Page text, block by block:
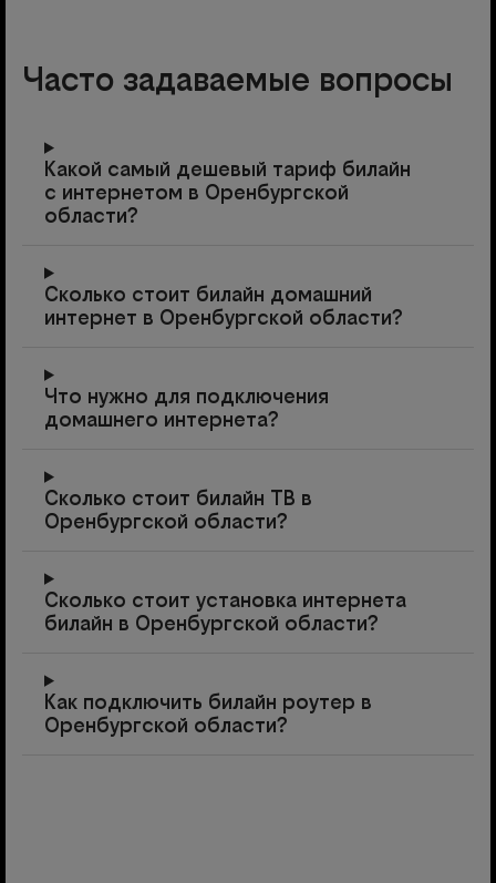
Часто задаваемые вопросы
Какой самый дешевый тариф билайн
с интернетом в Оренбургской
области?
Сколько стоит билайн домашний
интернет в Оренбургской области?
Что нужно для подключения
домашнего интернета?
Сколько стоит билайн ТВ в
Оренбургской области?
Сколько стоит установка интернета
билайн в Оренбургской области?
Как подключить билайн роутер в
Оренбургской области?